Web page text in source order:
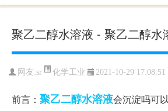
聚乙二醇水溶液 - 聚乙二醇水
网友:sr 化学工业 2021-10-29 17:08:51
前言： 聚乙二醇水溶液会沉淀吗可